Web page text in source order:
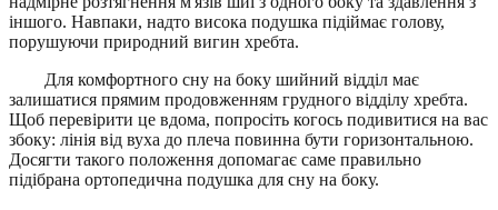
іншого. Навпаки, надто висока подушка підіймає голову,
порушуючи природний вигин хребта.
Для комфортного сну на боку шийний відділ має
залишатися прямим продовженням грудного відділу хребта.
Щоб перевірити це вдома, попросіть когось подивитися на вас
збоку: лінія від вуха до плеча повинна бути горизонтальною.
Досягти такого положення допомагає саме правильно
підібрана ортопедична подушка для сну на боку.